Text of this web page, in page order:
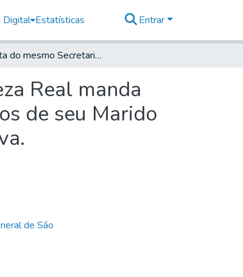
Digital Estatísticas Entrar
Carta do mesmo Secretario d' Estado, em que Sua Alteza Real manda pagar a Dona Anna Rita Mascarenhas da Silva os Soldos de seu Marido o Sargento mor Thomaz da Costa Correa Rebello e Silva.
Real manda
de seu Marido
de São